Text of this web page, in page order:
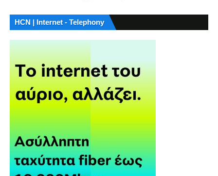
HCN | Internet - Telephony